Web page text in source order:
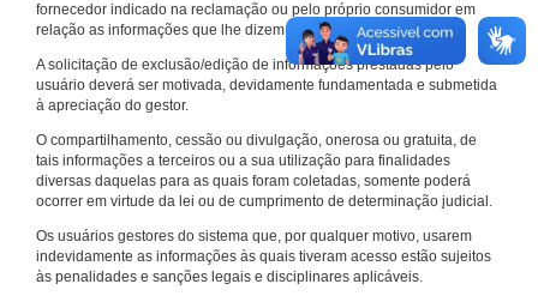
fornecedor indicado na reclamação ou pelo próprio consumidor em
relação as informações que lhe dizem respeito.
A solicitação de exclusão/edição de informações prestadas pelo
usuário deverá ser motivada, devidamente fundamentada e submetida
à apreciação do gestor.
O compartilhamento, cessão ou divulgação, onerosa ou gratuita, de
tais informações a terceiros ou a sua utilização para finalidades
diversas daquelas para as quais foram coletadas, somente poderá
ocorrer em virtude da lei ou de cumprimento de determinação judicial.
Os usuários gestores do sistema que, por qualquer motivo, usarem
indevidamente as informações às quais tiveram acesso estão sujeitos
às penalidades e sanções legais e disciplinares aplicáveis.